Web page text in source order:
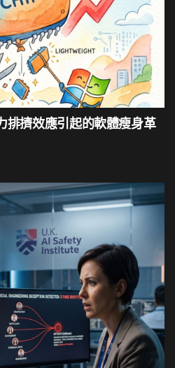
排擠效應引起的軟體瘦身革